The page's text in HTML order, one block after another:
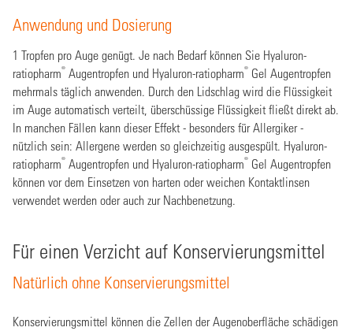
Anwendung und Dosierung
1 Tropfen pro Auge genügt. Je nach Bedarf können Sie Hyaluron-
ratiopharm® Augentropfen und Hyaluron-ratiopharm® Gel Augentropfen
mehrmals täglich anwenden. Durch den Lidschlag wird die Flüssigkeit
im Auge automatisch verteilt, überschüssige Flüssigkeit fließt direkt ab.
In manchen Fällen kann dieser Effekt - besonders für Allergiker -
nützlich sein: Allergene werden so gleichzeitig ausgespült. Hyaluron-
ratiopharm® Augentropfen und Hyaluron-ratiopharm® Gel Augentropfen
können vor dem Einsetzen von harten oder weichen Kontaktlinsen
verwendet werden oder auch zur Nachbenetzung.
Für einen Verzicht auf Konservierungsmittel
Natürlich ohne Konservierungsmittel
Konservierungsmittel können die Zellen der Augenoberfläche schädigen